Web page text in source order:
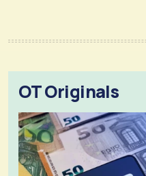
OT Originals